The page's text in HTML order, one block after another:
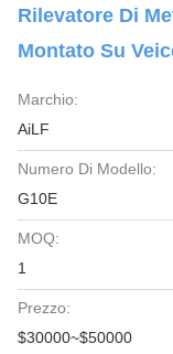
Rilevatore Di
Montato Su
Marchio:
AiLF
Numero Di Modello:
G10E
MOQ:
1
Prezzo:
$30000~$50000